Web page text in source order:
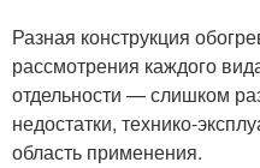
Разная конструкция
рассмотрения каждого
отдельности — слишком
недостатки, технико-
область применения.